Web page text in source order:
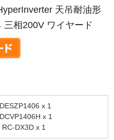
天吊耐油形
相200V ワイヤード
x 1
x 1
RC-DX3D x 1